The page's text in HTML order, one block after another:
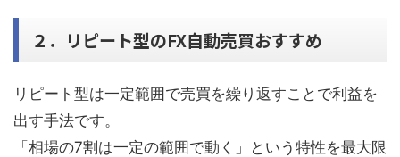
２．リピート型のFX自動売買おすすめ
リピート型は一定範囲で売買を繰り返すことで利益を
出す手法です。
「相場の7割は一定の範囲で動く」という特性を最大限